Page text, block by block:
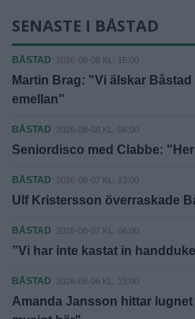
SENASTE I BÅSTAD
BÅSTAD 2026-08-08 KL. 15:00
Martin Brag: "Vi älskar
emellan"
BÅSTAD 2026-08-08 KL. 06:00
Seniordisco med Clabbe:
BÅSTAD 2026-08-07 KL. 13:00
Ulf Kristersson överraskade
BÅSTAD 2026-08-07 KL. 06:00
”Vi har inte kastat in
BÅSTAD 2026-08-06 KL. 15:00
Amanda Jansson hittar